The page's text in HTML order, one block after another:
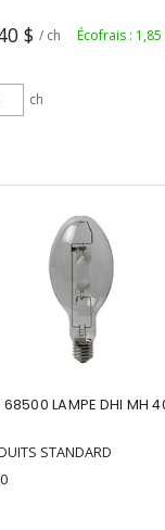
$ / ch Écofrais : 1,85
ch
LAMPE DHI MH
STANDARD